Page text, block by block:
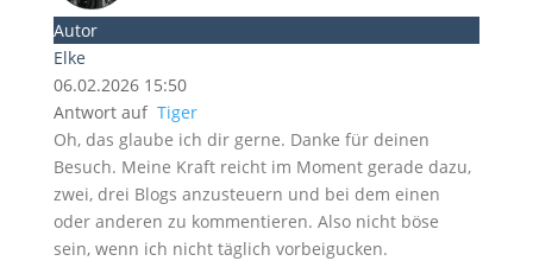
Autor
Elke
06.02.2026 15:50
Antwort auf Tiger
Oh, das glaube ich dir gerne. Danke für deinen
Besuch. Meine Kraft reicht im Moment gerade dazu,
zwei, drei Blogs anzusteuern und bei dem einen
oder anderen zu kommentieren. Also nicht böse
sein, wenn ich nicht täglich vorbeigucken.